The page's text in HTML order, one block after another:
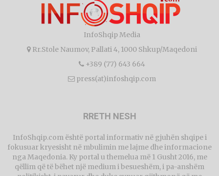
InfoShqip Media
Rr.Stole Naumov, Pallati 4, 1000 Shkup/Maqedoni
+389 (77) 643 664
press(at)infoshqip.com
RRETH NESH
InfoShqip.com është portal informativ në gjuhën shqipe i
fokusuar kryesisht në mbulimin me lajme dhe informacione
nga Maqedonia. Ky portal u themelua më 1 Gusht 2016, me
qëllim që të bëhet një medium i besueshëm, i pa-anshëm